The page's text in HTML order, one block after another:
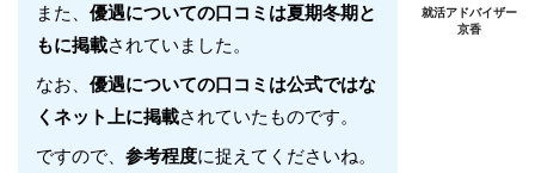
また、 優遇についての口コミは夏期冬期と
もに掲載されていました。
なお、 優遇についての口コミは公式ではな
くネット上に掲載されていたものです。
ですので、 参考程度に捉えてくださいね。
就活アドバイザー
京香